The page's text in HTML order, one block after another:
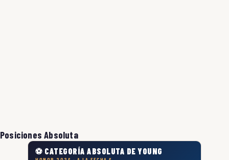
Posiciones Absoluta
⚽ CATEGORÍA ABSOLUTA DE YOUNG